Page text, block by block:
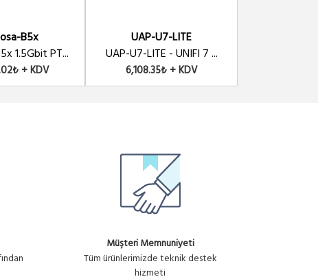
B5x
1.5Gbit PT...
+ KDV
UAP-U7-LITE
UAP-U7-LITE - UNIFI 7 ...
6,108.35₺ + KDV
Müşteri Memnuniyeti
Tüm ürünlerimizde teknik destek
hizmeti